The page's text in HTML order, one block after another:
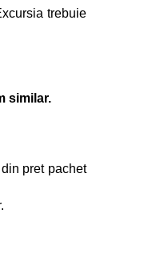
trebuie
similar.
pret pachet